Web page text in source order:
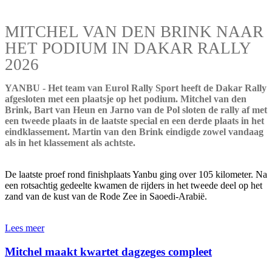
MITCHEL VAN DEN BRINK NAAR
HET PODIUM IN DAKAR RALLY
2026
YANBU - Het team van Eurol Rally Sport heeft de Dakar Rally
afgesloten met een plaatsje op het podium. Mitchel van den
Brink, Bart van Heun en Jarno van de Pol sloten de rally af met
een tweede plaats in de laatste special en een derde plaats in het
eindklassement. Martin van den Brink eindigde zowel vandaag
als in het klassement als achtste.
De laatste proef rond finishplaats Yanbu ging over 105 kilometer. Na
een rotsachtig gedeelte kwamen de rijders in het tweede deel op het
zand van de kust van de Rode Zee in Saoedi-Arabië.
Lees meer
Mitchel maakt kwartet dagzeges compleet